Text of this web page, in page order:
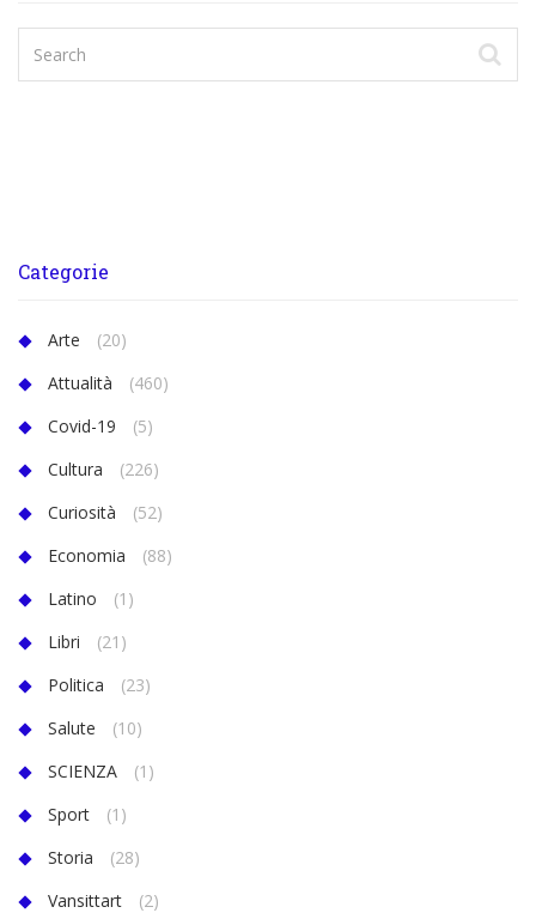
Categorie
Arte
(20)
Attualità
(460)
Covid-19
(5)
Cultura
(226)
Curiosità
(52)
Economia
(88)
Latino
(1)
Libri
(21)
Politica
(23)
Salute
(10)
SCIENZA
(1)
Sport
(1)
Storia
(28)
Vansittart
(2)